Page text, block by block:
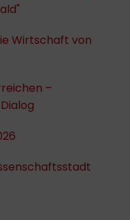
Wirtschaft von
–